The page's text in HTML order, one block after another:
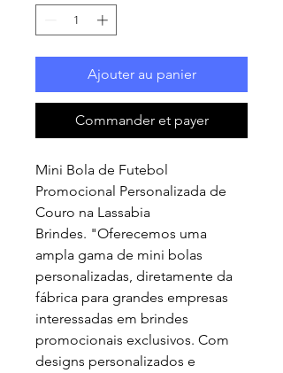
Ajouter au panier
Commander et payer
Mini Bola de Futebol
Promocional Personalizada de
Couro na Lassabia
Brindes. "Oferecemos uma
ampla gama de mini bolas
personalizadas, diretamente da
fábrica para grandes empresas
interessadas em brindes
promocionais exclusivos. Com
designs personalizados e